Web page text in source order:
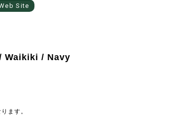
Site
Waikiki / Navy
ます。